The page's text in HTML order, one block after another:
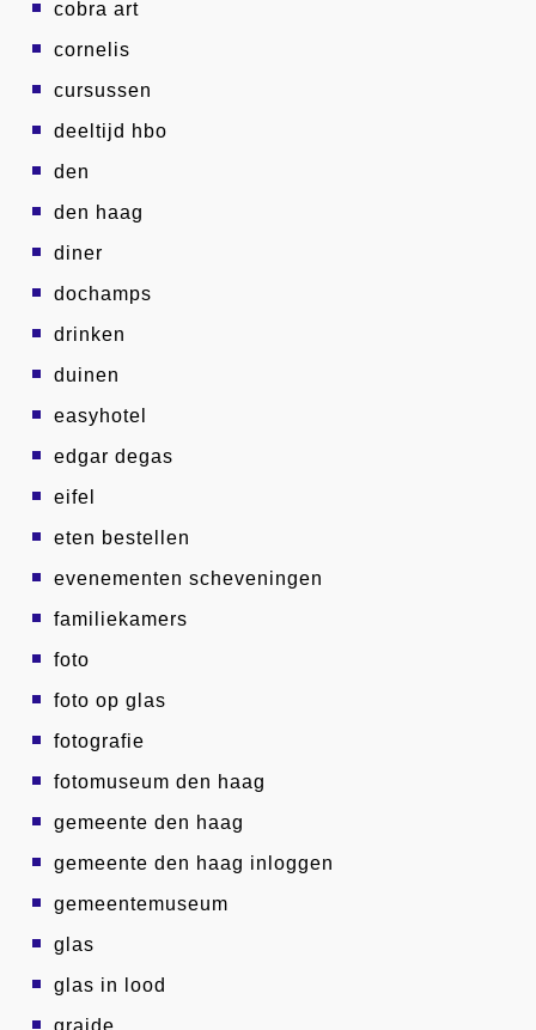
cobra art
cornelis
cursussen
deeltijd hbo
den
den haag
diner
dochamps
drinken
duinen
easyhotel
edgar degas
eifel
eten bestellen
evenementen scheveningen
familiekamers
foto
foto op glas
fotografie
fotomuseum den haag
gemeente den haag
gemeente den haag inloggen
gemeentemuseum
glas
glas in lood
graide